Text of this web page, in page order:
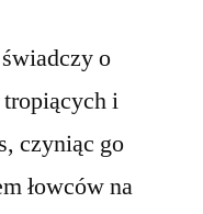
o
i
czyniąc go
łowców na